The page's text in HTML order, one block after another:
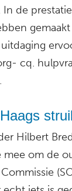
de
cq.
Hilbert
mee om de